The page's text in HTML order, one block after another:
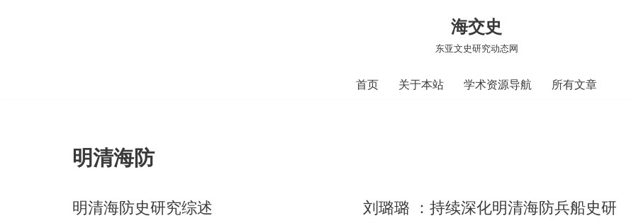
海交史
东亚文史研究动态网
首页 关于本站 学术资源导航 所有文章
明清海防
明清海防史研究综述
刘璐璐 ：持续深化明清海防兵船史研